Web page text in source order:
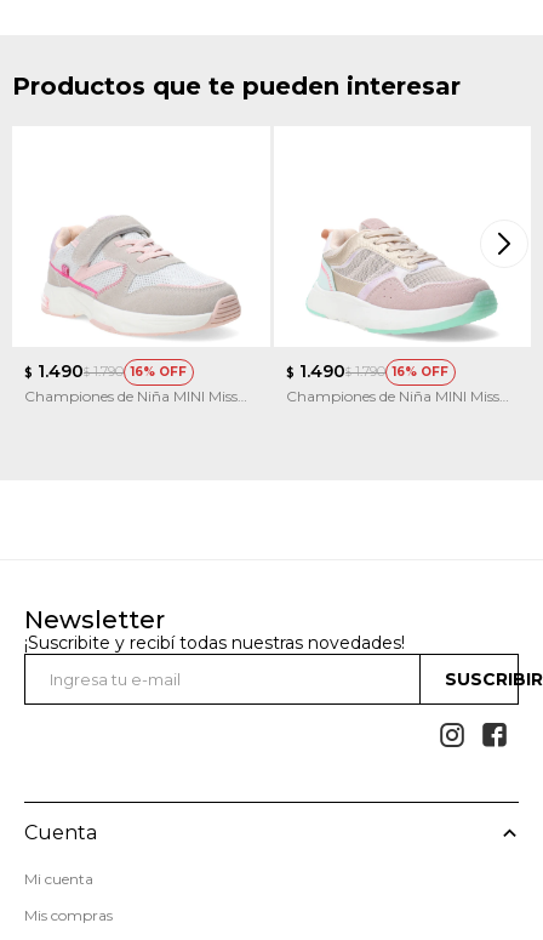
Productos que te pueden interesar
$ 1.490$ 1.790 16
Championes de Niña MINI Miss
$ 1.490$ 1.790 16
Championes de Niña MINI Miss
Newsletter
¡Suscribite y recibí todas nuestras novedades!
 
Cuenta
Mi cuenta
Mis compras